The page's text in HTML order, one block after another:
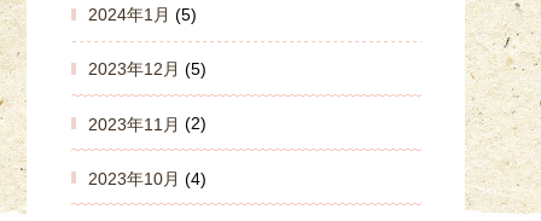
2024年1月 (5)
2023年12月 (5)
2023年11月 (2)
2023年10月 (4)